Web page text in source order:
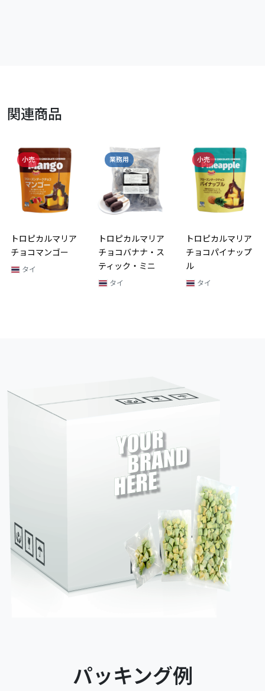
関連商品
小売
トロピカルマリア
チョコマンゴー
タイ
業務用
トロピカルマリア
チョコバナナ・ス
ティック・ミニ
タイ
小売
トロピカルマリア
チョコパイナップ
ル
タイ
パッキング例